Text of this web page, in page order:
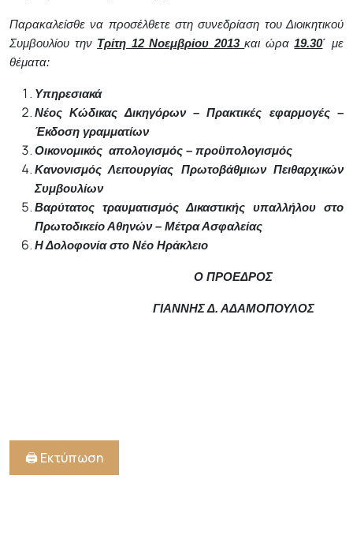
Παρακαλείσθε να προσέλθετε στη συνεδρίαση του Διοικητικού
Συμβουλίου την Τρίτη 12 Νοεμβρίου 2013και ώρα19.30΄ με
θέματα:
Υπηρεσιακά
Νέος Κώδικας Δικηγόρων – Πρακτικές εφαρμογές –
Έκδοση γραμματίων
Οικονομικός απολογισμός – προϋπολογισμός
Κανονισμός Λειτουργίας Πρωτοβάθμιων Πειθαρχικών
Συμβουλίων
Βαρύτατος τραυματισμός Δικαστικής υπαλλήλου στο
Πρωτοδικείο Αθηνών – Μέτρα Ασφαλείας
Η Δολοφονία στο Νέο Ηράκλειο
Ο ΠΡΟΕΔΡΟΣ
ΓΙΑΝΝΗΣ Δ. ΑΔΑΜΟΠΟΥΛΟΣ
🖨️ Εκτύπωση